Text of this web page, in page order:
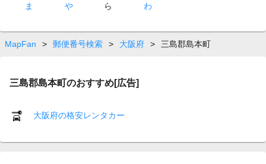
ま や ら わ
MapFan > 郵便番号検索 > 大阪府 > 三島郡島本町
三島郡島本町のおすすめ[広告]
大阪府の格安レンタカー